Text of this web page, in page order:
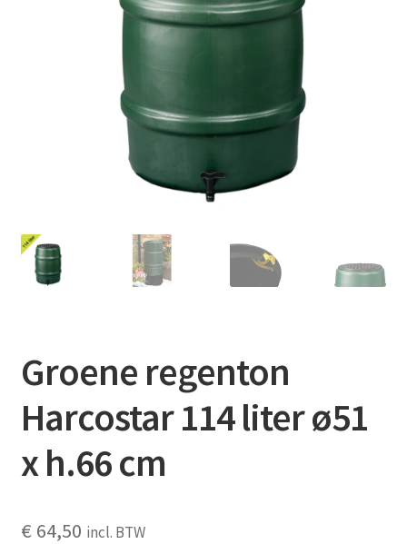
Groene regenton
Harcostar 114 liter ø51
x h.66 cm
€ 64,50 incl. BTW